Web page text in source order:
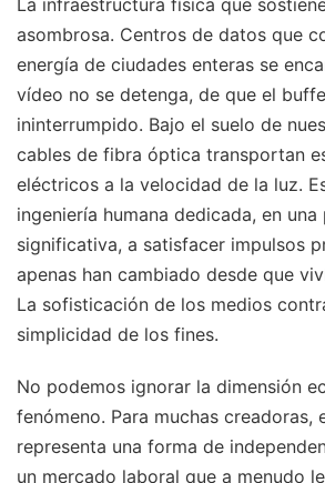
La infraestructura física que
asombrosa. Centros de datos que
energía de ciudades enteras se
vídeo no se detenga, de que el
ininterrumpido. Bajo el suelo de
cables de fibra óptica transportan
eléctricos a la velocidad de la luz.
ingeniería humana dedicada, en
significativa, a satisfacer impulsos
apenas han cambiado desde que
La sofisticación de los medios
simplicidad de los fines.
No podemos ignorar la dimensión
fenómeno. Para muchas creadoras,
representa una forma de
un mercado laboral que a menudo